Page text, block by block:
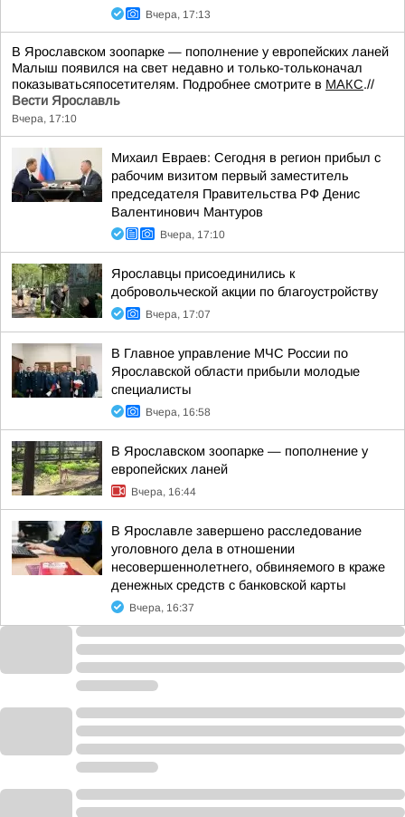
Вчера, 17:13
В Ярославском зоопарке — пополнение у европейских ланей
Малыш появился на свет недавно и только-тольконачал
показыватьсяпосетителям. Подробнее смотрите в МАКС.//
Вести Ярославль
Вчера, 17:10
Михаил Евраев: Сегодня в регион прибыл с
рабочим визитом первый заместитель
председателя Правительства РФ Денис
Валентинович Мантуров
Вчера, 17:10
Ярославцы присоединились к
добровольческой акции по благоустройству
Вчера, 17:07
В Главное управление МЧС России по
Ярославской области прибыли молодые
специалисты
Вчера, 16:58
В Ярославском зоопарке — пополнение у
европейских ланей
Вчера, 16:44
В Ярославле завершено расследование
уголовного дела в отношении
несовершеннолетнего, обвиняемого в краже
денежных средств с банковской карты
Вчера, 16:37